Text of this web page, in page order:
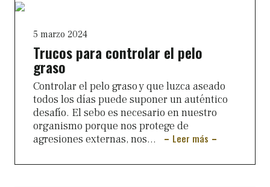
5 marzo 2024
Trucos para controlar el pelo
graso
Controlar el pelo graso y que luzca aseado
todos los días puede suponer un auténtico
desafío. El sebo es necesario en nuestro
organismo porque nos protege de
agresiones externas, nos...
Leer más